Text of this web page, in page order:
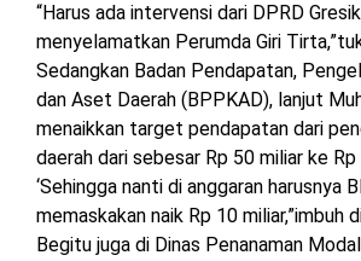
“Harus ada intervensi dari DPRD
menyelamatkan Perumda Giri
Sedangkan Badan Pendapatan,
dan Aset Daerah (BPPKAD), lanjut
menaikkan target pendapatan dari
daerah dari sebesar Rp 50 miliar ke Rp
‘Sehingga nanti di anggaran harusnya
memaskakan naik Rp 10 miliar,”imbuh
Begitu juga di Dinas Penanaman